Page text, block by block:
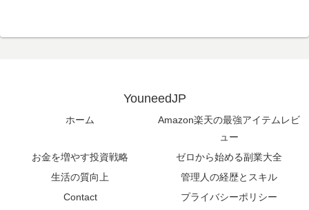
YouneedJP
ホーム
Amazon楽天の最強アイテムレビ
ュー
お金を増やす投資戦略
ゼロから始める副業大全
生活の質向上
管理人の経歴とスキル
Contact
プライバシーポリシー